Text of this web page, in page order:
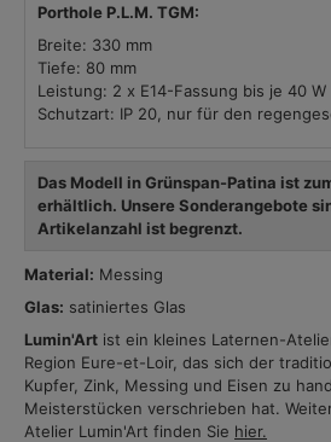
Porthole P.L.M. TGM:
Breite: 330 mm
Tiefe: 80 mm
Leistung: 2 x E14-Fassung bis je 40 W
Schutzart: IP 20, nur für den
Das Modell in Grünspan-Patina ist
erhältlich. Unsere Sonderangebote
Artikelanzahl ist begrenzt.
Material: Messing
Glas: satiniertes Glas
Lumin'Art ist ein kleines Laternen-
Region Eure-et-Loir, das sich der
Kupfer, Zink, Messing und Eisen zu
Meisterstücken verschrieben hat.
Atelier Lumin'Art finden Sie hier.